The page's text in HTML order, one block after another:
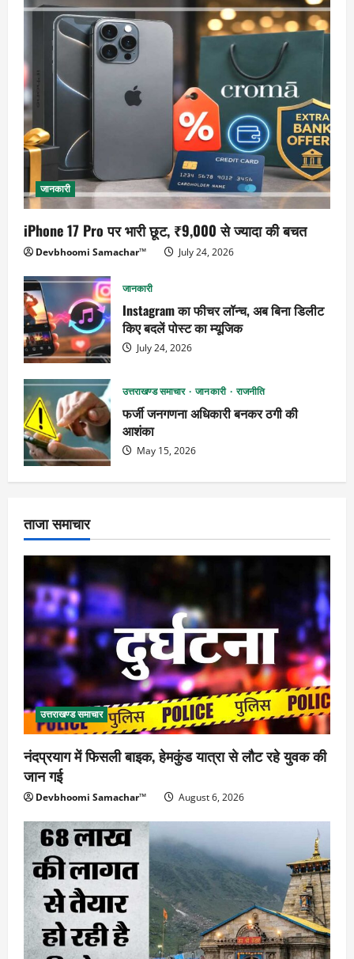
जानकारी
iPhone 17 Pro पर भारी छूट, ₹9,000 से ज्यादा की बचत
Devbhoomi Samachar™ July 24, 2026
जानकारी
Instagram का फीचर लॉन्च, अब बिना डिलीट
किए बदलें पोस्ट का म्यूजिक
July 24, 2026
उत्तराखण्ड समाचार जानकारी राजनीति
फर्जी जनगणना अधिकारी बनकर ठगी की
आशंका
May 15, 2026
ताजा समाचार
उत्तराखण्ड समाचार
नंदप्रयाग में फिसली बाइक, हेमकुंड यात्रा से लौट रहे युवक की
जान गई
Devbhoomi Samachar™ August 6, 2026